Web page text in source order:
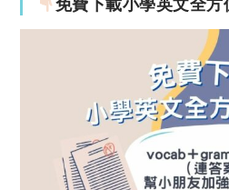
價
免費下載小學英文全方